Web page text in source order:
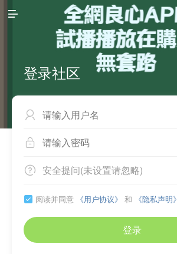

登录社区


 安全提问(未设置请忽略)
 阅读并同意 《用户协议》 和 《隐私声明》
登录